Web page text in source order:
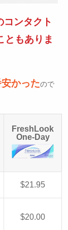
コンタクト
ともありま
かったので
FreshLook
One-Day
$21.95
$20.00